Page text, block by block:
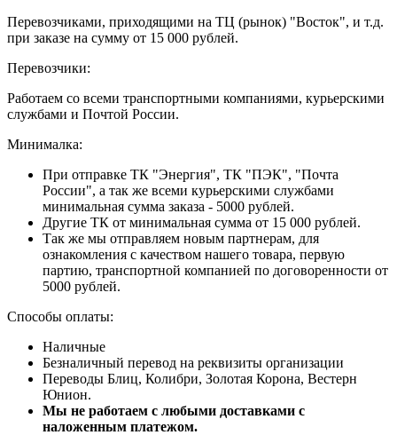
Перевозчиками, приходящими на ТЦ (рынок) "Восток", и т.д.
при заказе на сумму от 15 000 рублей.
Перевозчики:
Работаем со всеми транспортными компаниями, курьерскими
службами и Почтой России.
Минималка:
При отправке ТК "Энергия", ТК "ПЭК", "Почта
России", а так же всеми курьерскими службами
минимальная сумма заказа - 5000 рублей.
Другие ТК от минимальная сумма от 15 000 рублей.
Так же мы отправляем новым партнерам, для
ознакомления с качеством нашего товара, первую
партию, транспортной компанией по договоренности от
5000 рублей.
Способы оплаты:
Наличные
Безналичный перевод на реквизиты организации
Переводы Блиц, Колибри, Золотая Корона, Вестерн
Юнион.
Мы не работаем с любыми доставками с
наложенным платежом.